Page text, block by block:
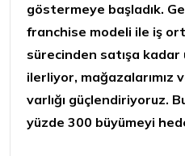
göstermeye başladık.
franchise modeli ile iş
sürecinden satışa
ilerliyor, mağazalarımız
varlığı güçlendiriyoruz.
yüzde 300 büyümeyi